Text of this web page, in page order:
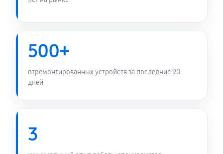
Замена микрофона ноутбука Asus B5
B5302CEAKG0481W
950 руб
Замена звуковой карты
Замена тачпада ноутбука Asus B5
B5302CEAKG0481W
500+
отремонтированных устройств за последние 90
дней
3